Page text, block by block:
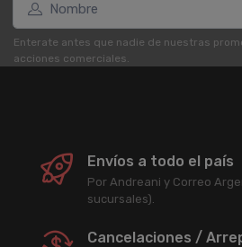
Enterate antes que nadie de nuestras
acciones comerciales.
Envíos a todo el país
Por Andreani y Correo
sucursales).
Cancelaciones /